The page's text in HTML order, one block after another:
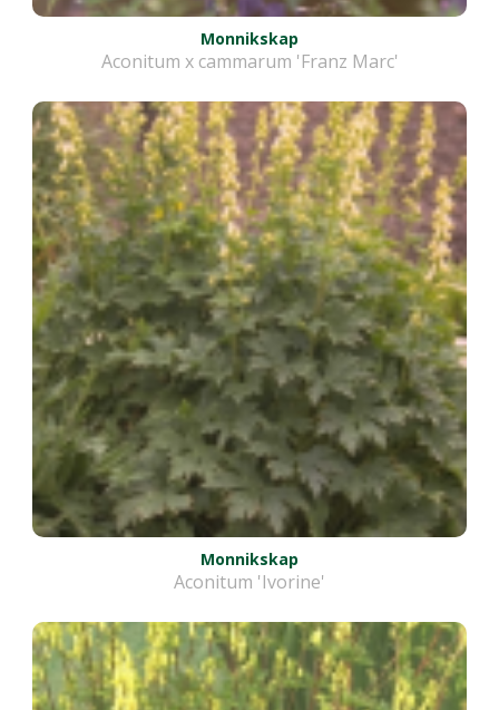
Monnikskap
Aconitum x cammarum 'Franz Marc'
Monnikskap
Aconitum 'Ivorine'